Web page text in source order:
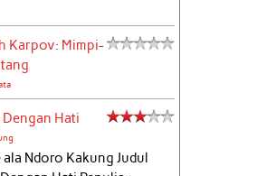
Karpov: Mimpi-
Hati
Ndoro Kakung Judul